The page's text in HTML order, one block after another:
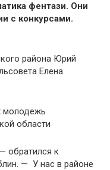
фентази. Они
с конкурсами.
района Юрий
Елена
обратился к
— У нас в районе